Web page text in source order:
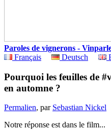
Paroles de vignerons -
Français
Deutsch
Pourquoi les feuilles de
en automne ?
Permalien, par Sebastian Nickel
Notre réponse est dans le film...